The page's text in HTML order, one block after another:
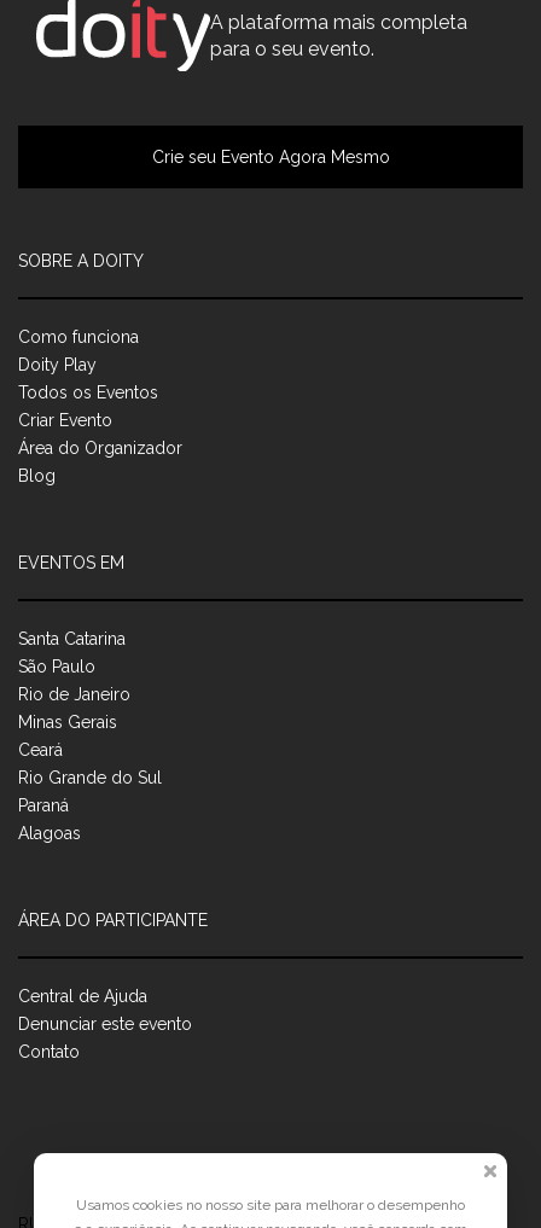
A plataforma mais completa
para o seu evento.
Crie seu Evento Agora Mesmo
SOBRE A DOITY
Como funciona
Doity Play
Todos os Eventos
Criar Evento
Área do Organizador
Blog
EVENTOS EM
Santa Catarina
São Paulo
Rio de Janeiro
Minas Gerais
Ceará
Rio Grande do Sul
Paraná
Alagoas
ÁREA DO PARTICIPANTE
Central de Ajuda
Denunciar este evento
Contato
Usamos cookies no nosso site para melhorar o desempenho